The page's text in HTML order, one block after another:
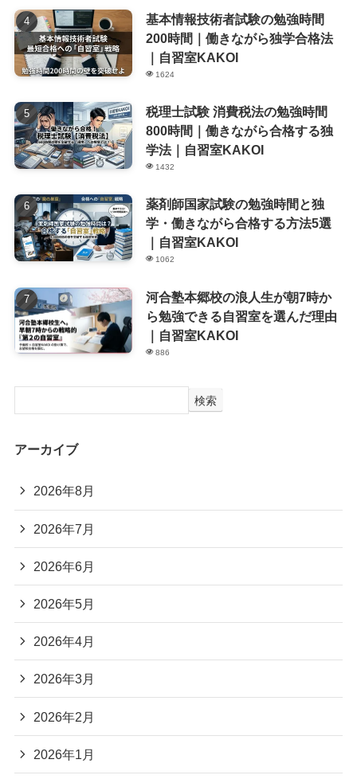
基本情報技術者試験の勉強時間
200時間｜働きながら独学合格法
｜自習室KAKOI
1624
税理士試験 消費税法の勉強時間
800時間｜働きながら合格する独
学法｜自習室KAKOI
1432
薬剤師国家試験の勉強時間と独
学・働きながら合格する方法5選
｜自習室KAKOI
1062
河合塾本郷校の浪人生が朝7時か
ら勉強できる自習室を選んだ理由
｜自習室KAKOI
886
検索
アーカイブ
2026年8月
2026年7月
2026年6月
2026年5月
2026年4月
2026年3月
2026年2月
2026年1月